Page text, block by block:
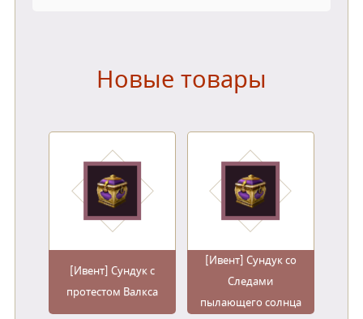
Новые товары
[Ивент] Сундук с
протестом Валкса
[Ивент] Сундук со
Следами
пылающего солнца